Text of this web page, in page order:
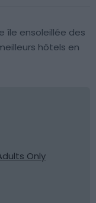
île ensoleillée des
hôtels en
Only